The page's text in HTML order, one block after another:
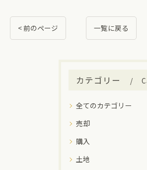
< 前のページ 一覧に戻る
カテゴリー
全てのカテゴリー
売却
購入
土地